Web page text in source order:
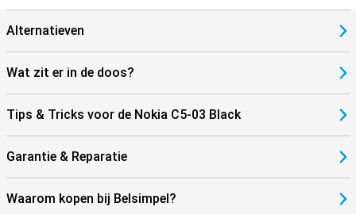
Alternatieven
Wat zit er in de doos?
Tips & Tricks voor de Nokia C5-03 Black
Garantie & Reparatie
Waarom kopen bij Belsimpel?